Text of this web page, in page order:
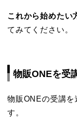
これから始めたい
てみてください。
物販ONEを受
物販ONEの受講を
す。